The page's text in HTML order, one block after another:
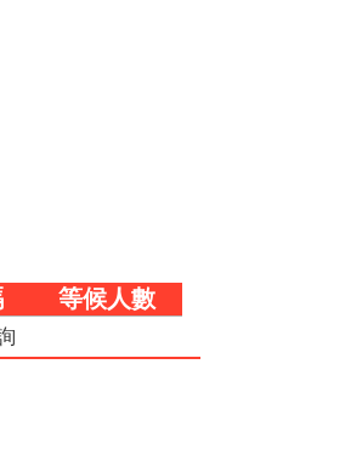
等候人數